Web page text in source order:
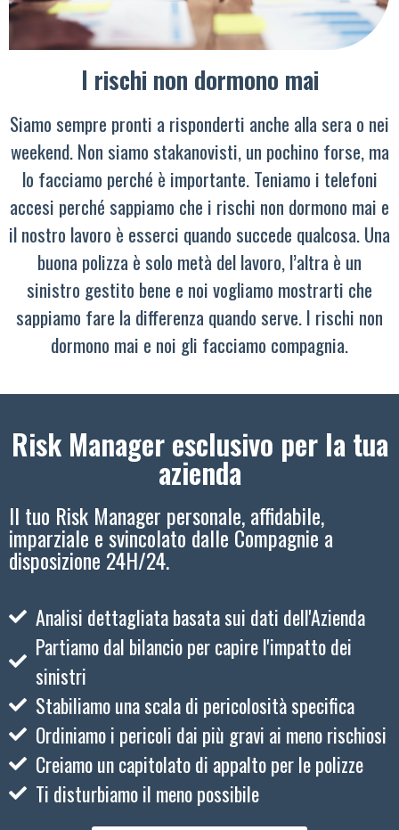
I rischi non dormono mai
Siamo sempre pronti a risponderti anche alla sera o nei
weekend. Non siamo stakanovisti, un pochino forse, ma
lo facciamo perché è importante. Teniamo i telefoni
accesi perché sappiamo che i rischi non dormono mai e
il nostro lavoro è esserci quando succede qualcosa. Una
buona polizza è solo metà del lavoro, l’altra è un
sinistro gestito bene e noi vogliamo mostrarti che
sappiamo fare la differenza quando serve. I rischi non
dormono mai e noi gli facciamo compagnia.
Risk Manager esclusivo per la tua
azienda
Il tuo Risk Manager personale, affidabile,
imparziale e svincolato dalle Compagnie a
disposizione 24H/24.
Analisi dettagliata basata sui dati dell'Azienda
Partiamo dal bilancio per capire l'impatto dei
sinistri
Stabiliamo una scala di pericolosità specifica
Ordiniamo i pericoli dai più gravi ai meno rischiosi
Creiamo un capitolato di appalto per le polizze
Ti disturbiamo il meno possibile